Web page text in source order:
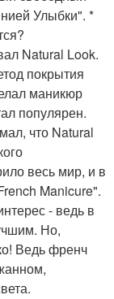
Улыбки". *
Natural Look.
покрытия
маникюр
популярен.
что Natural
весь мир, и в
Manicure".
- ведь в
Но,
Ведь френч